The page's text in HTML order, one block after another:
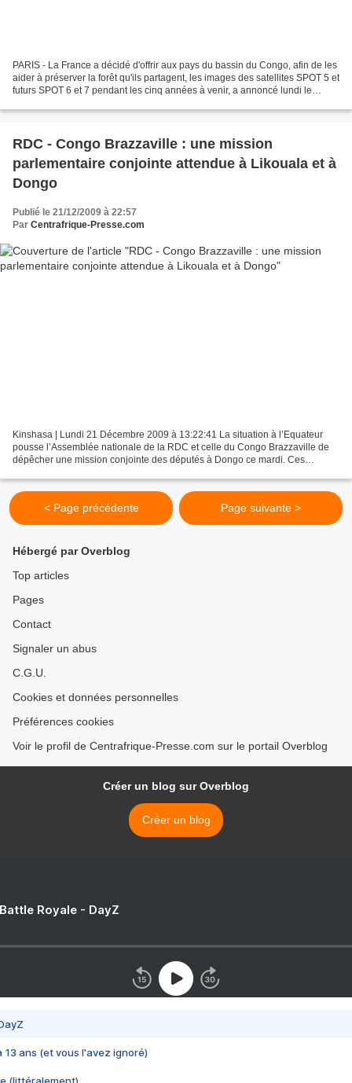
PARIS - La France a décidé d'offrir aux pays du bassin du Congo, afin de les
aider à préserver la forêt qu'ils partagent, les images des satellites SPOT 5 et
futurs SPOT 6 et 7 pendant les cinq années à venir, a annoncé lundi le
RDC - Congo Brazzaville : une mission
parlementaire conjointe attendue à Likouala et à
Dongo
Publié le 21/12/2009 à 22:57
Par Centrafrique-Presse.com
Kinshasa | Lundi 21 Décembre 2009 à 13:22:41 La situation à l’Equateur
pousse l’Assemblée nationale de la RDC et celle du Congo Brazzaville de
dépêcher une mission conjointe des députés à Dongo ce mardi. Ces
< Page précédente Page suivante >
Hébergé par Overblog
Top articles
Pages
Contact
Signaler un abus
C.G.U.
Cookies et données personnelles
Préférences cookies
Voir le profil de Centrafrique-Presse.com sur le portail Overblog
Créer un blog sur Overblog
Créer un blog
Royale - DayZ
13 ans (et vous l'avez ignoré)